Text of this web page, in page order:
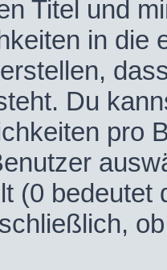
Titel und
in die
Du
pro
(0 bedeutet